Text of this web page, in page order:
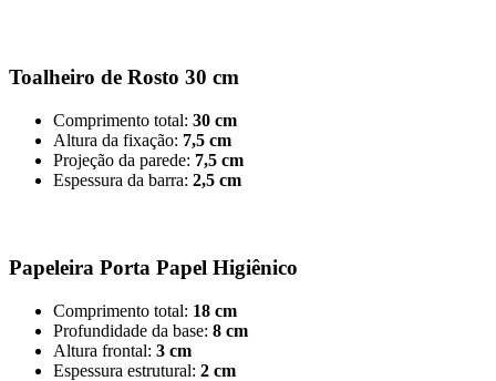
Toalheiro de Rosto 30 cm
Comprimento total: 30 cm
Altura da fixação: 7,5 cm
Projeção da parede: 7,5 cm
Espessura da barra: 2,5 cm
Papeleira Porta Papel Higiênico
Comprimento total: 18 cm
Profundidade da base: 8 cm
Altura frontal: 3 cm
Espessura estrutural: 2 cm